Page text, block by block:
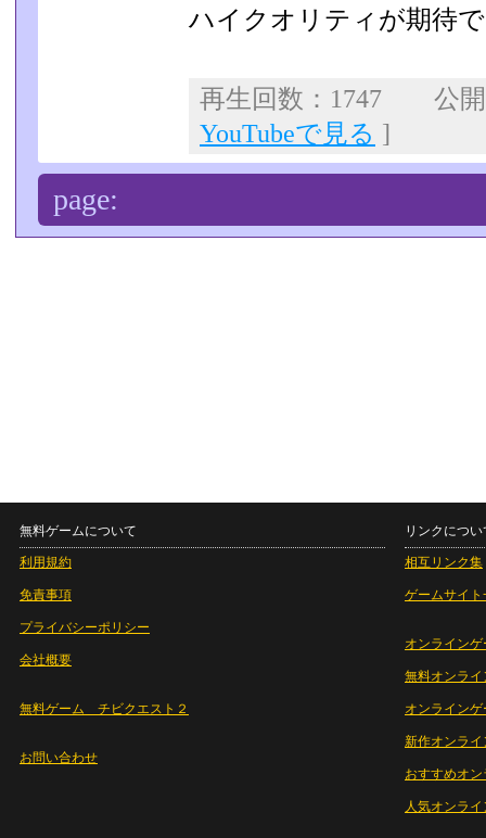
ハイクオリティが期待
再生回数：1747 公
YouTubeで見る ]
page:
無料ゲームについて
利用規約
免責事項
プライバシーポリシー
会社概要
無料ゲーム チビクエスト２
お問い合わせ
リンクについ
相互リンク集
ゲームサイト
オンラインゲ
無料オンライ
オンライン
新作オンライ
おすすめオ
人気オンラ